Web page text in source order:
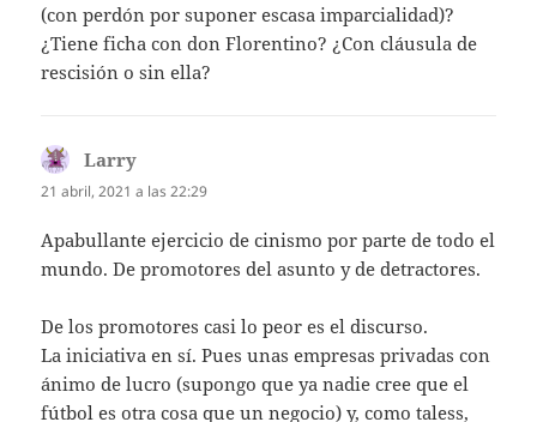
(con perdón por suponer escasa imparcialidad)?
¿Tiene ficha con don Florentino? ¿Con cláusula de
rescisión o sin ella?
Larry
21 abril, 2021 a las 22:29
Apabullante ejercicio de cinismo por parte de todo el
mundo. De promotores del asunto y de detractores.
De los promotores casi lo peor es el discurso.
La iniciativa en sí. Pues unas empresas privadas con
ánimo de lucro (supongo que ya nadie cree que el
fútbol es otra cosa que un negocio) y, como taless,